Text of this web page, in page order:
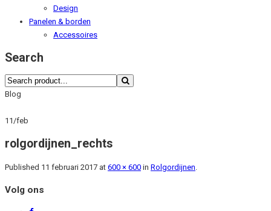
Design
Panelen & borden
Accessoires
Search
Blog
11/feb
rolgordijnen_rechts
Published 11 februari 2017 at 600 × 600 in Rolgordijnen
Volg ons